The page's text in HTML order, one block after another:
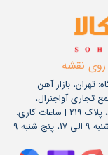
روی نقشه
تهران، بازار آهن
تجاری آواجنرال،
راسته سعدی، پلاک 219 | ساعات کاری:
شنبه تا چهارشنبه 9 الی 17، پنج شنبه 9